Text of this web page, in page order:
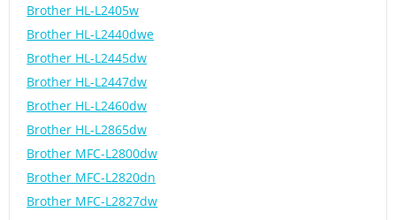
Brother HL-L2405w
Brother HL-L2440dwe
Brother HL-L2445dw
Brother HL-L2447dw
Brother HL-L2460dw
Brother HL-L2865dw
Brother MFC-L2800dw
Brother MFC-L2820dn
Brother MFC-L2827dw